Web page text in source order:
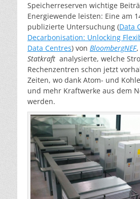
Speicherreserven wichtige
Energiewende leisten: Eine am
publizierte Untersuchung (Data
Decarbonisation: Unlocking
Data Centres) von BloombergNEF,
Statkraft analysierte, welche
Rechenzentren schon jetzt
Zeiten, wo dank Atom- und
und mehr Kraftwerke aus dem
werden.